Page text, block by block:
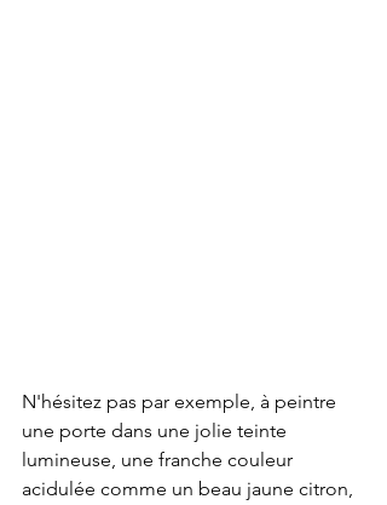
N'hésitez pas par exemple, à peintre
une porte dans une jolie teinte
lumineuse, une franche couleur
acidulée comme un beau jaune citron,